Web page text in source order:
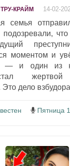
ТРУ-КРАЙМ 14-02-
семья
моментом и
— и один из
жертвой
Это дело
Пятница